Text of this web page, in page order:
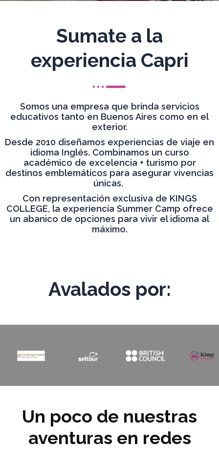
Sumate a la
experiencia Capri
Somos una empresa que brinda servicios
educativos tanto en Buenos Aires como en el
exterior.
Desde 2010 diseñamos experiencias de viaje en
idioma Inglés. Combinamos un curso
académico de excelencia + turismo por
destinos emblemáticos para asegurar vivencias
únicas.
Con representación exclusiva de KINGS
COLLEGE, la experiencia Summer Camp ofrece
un abanico de opciones para vivir el idioma al
máximo.
Avalados por:
Un poco de nuestras
aventuras en redes